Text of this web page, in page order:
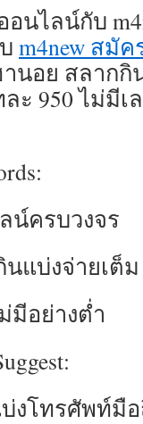
อนไลน์กับ
m4new สมัค
นอย สลาก
ะ 950 ไม่มี
น์ครบวงจร
นแบ่งจ่ายเต็ม
มีอย่างต่ำ
งโทรศัพท์มื